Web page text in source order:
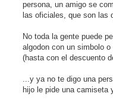
persona, un amigo se
las oficiales, que son las
No toda la gente puede
algodon con un simbolo
(hasta con el descuento
...y ya no te digo una
hijo le pide una camiseta